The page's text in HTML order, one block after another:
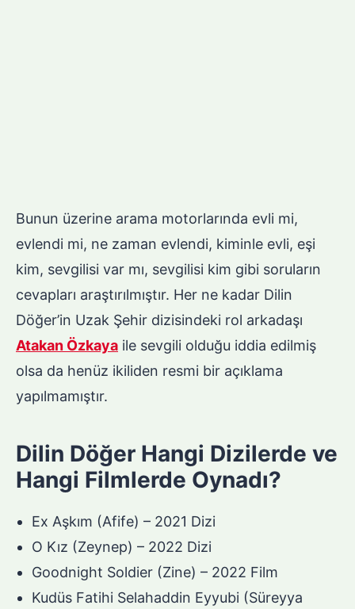
Bunun üzerine arama motorlarında evli mi,
evlendi mi, ne zaman evlendi, kiminle evli, eşi
kim, sevgilisi var mı, sevgilisi kim gibi soruların
cevapları araştırılmıştır. Her ne kadar Dilin
Döğer’in Uzak Şehir dizisindeki rol arkadaşı
Atakan Özkaya ile sevgili olduğu iddia edilmiş
olsa da henüz ikiliden resmi bir açıklama
yapılmamıştır.
Dilin Döğer Hangi Dizilerde ve
Hangi Filmlerde Oynadı?
Ex Aşkım (Afife) – 2021 Dizi
O Kız (Zeynep) – 2022 Dizi
Goodnight Soldier (Zine) – 2022 Film
Kudüs Fatihi Selahaddin Eyyubi (Süreyya